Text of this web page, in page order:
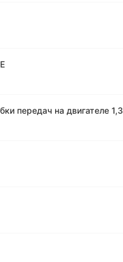
передач на двигателе 1,3